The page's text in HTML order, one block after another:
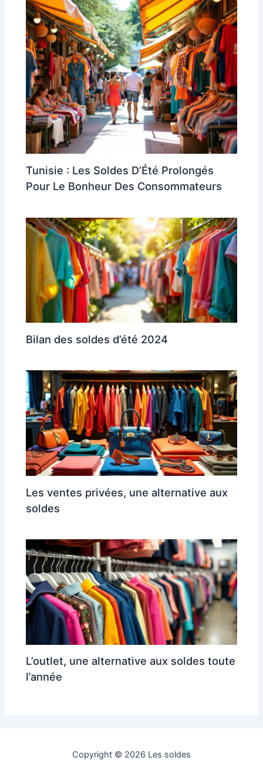
Tunisie : Les Soldes D’Été Prolongés
Pour Le Bonheur Des Consommateurs
Bilan des soldes d’été 2024
Les ventes privées, une alternative aux
soldes
L’outlet, une alternative aux soldes toute
l’année
Copyright © 2026 Les soldes